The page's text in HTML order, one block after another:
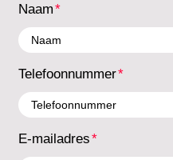
Naam
Telefoonnummer
E-mailadres